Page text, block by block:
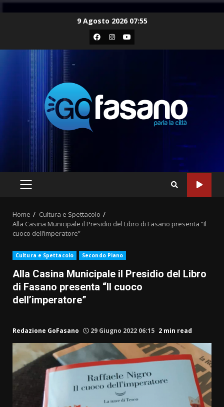
9 Agosto 2026 07:55
Facebook
Instagram
Youtube
PRIMARY
Home
Cultura e Spettacolo
Alla Casina Municipale il Presidio del Libro di Fasano presenta “Il
cuoco dell’imperatore”
Cultura e Spettacolo Secondo Piano
Alla Casina Municipale il Presidio del Libro
di Fasano presenta “Il cuoco
dell’imperatore”
Redazione GoFasano 29 Giugno 2022 06:15 2 min read